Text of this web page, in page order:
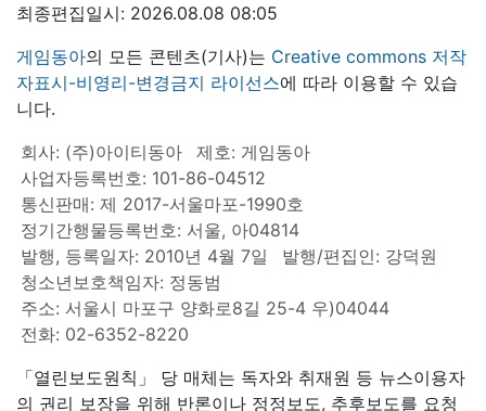
최종편집일시: 2026.08.08 08:05
게임동아의 모든 콘텐츠(기사)는 Creative commons 저작
자표시-비영리-변경금지 라이선스에 따라 이용할 수 있습
니다.
회사: (주)아이티동아
제호: 게임동아
사업자등록번호: 101-86-04512
통신판매: 제 2017-서울마포-1990호
정기간행물등록번호: 서울, 아04814
발행, 등록일자: 2010년 4월 7일
발행/편집인: 강덕원
청소년보호책임자: 정동범
주소: 서울시 마포구 양화로8길 25-4 우)04044
전화: 02-6352-8220
「열린보도원칙」 당 매체는 독자와 취재원 등 뉴스이용자
의 권리 보장을 위해 반론이나 정정보도, 추후보도를 요청